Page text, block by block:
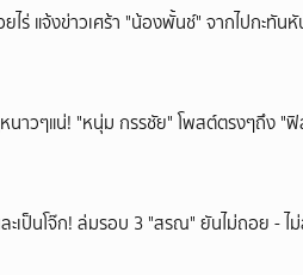
ไร่ แจ้งข่าวเศร้า "น้องพั้นช์" จากไปกะทันหั
นาวๆแน่! "หนุ่ม กรรชัย" โพสต์ตรงๆถึง "
ะเป็นโจ๊ก! ล่มรอบ 3 "สรณ" ยันไม่ถอย -